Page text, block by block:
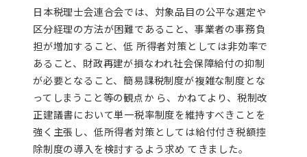
日本税理士会連合会では、対象品目の公平な選定や
区分経理の方法が困難であること、事業者の事務負
担が増加すること、低 所得者対策としては非効率で
あること、財政再建が損なわれ社会保障給付の抑制
が必要となること、簡易課税制度が複雑な制度とな
ってしまうこと等の観点か ら、かねてより、税制改
正建議書において単一税率制度を維持すべきことを
強く主張し、低所得者対策としては給付付き税額控
除制度の導入を検討するよう求め てきました。